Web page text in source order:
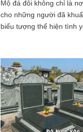
Mộ đá đôi không chỉ là
cho những người đã
biểu tượng thể hiện tình